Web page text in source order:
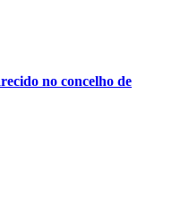
no concelho de